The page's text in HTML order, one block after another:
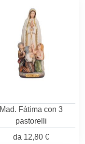
Mad. Fátima con 3
pastorelli
da 12,80 €